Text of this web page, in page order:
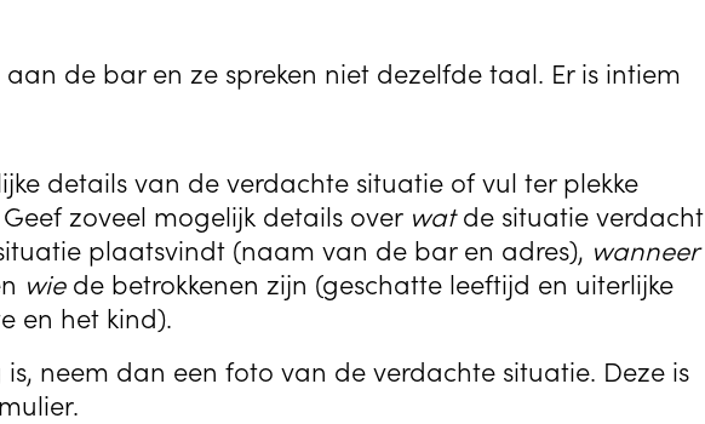
de bar en ze spreken niet dezelfde taal. Er is intiem
details van de verdachte situatie of vul ter plekke
zoveel mogelijk details over watde situatie verdacht
plaatsvindt (naam van de bar en adres), wanneer
wiede betrokkenen zijn (geschatte leeftijd en uiterlijke
en het kind).
neem dan een foto van de verdachte situatie. Deze is